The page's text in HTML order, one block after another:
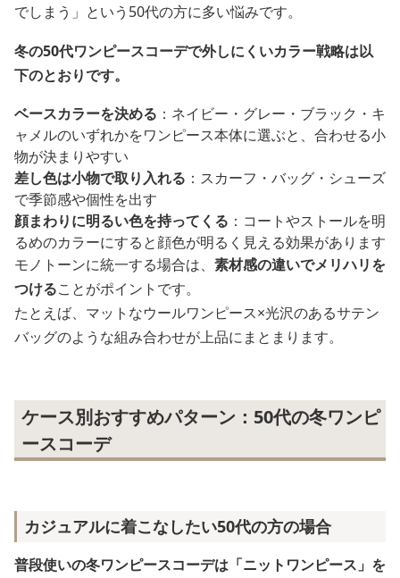
でしまう」という50代の方に多い悩みです。
冬の50代ワンピースコーデで外しにくいカラー戦略は以
下のとおりです。
ベースカラーを決める ：ネイビー・グレー・ブラック・キ
ャメルのいずれかをワンピース本体に選ぶと、合わせる小
物が決まりやすい
差し色は小物で取り入れる ：スカーフ・バッグ・シューズ
で季節感や個性を出す
顔まわりに明るい色を持ってくる ：コートやストールを明
るめのカラーにすると顔色が明るく見える効果があります
モノトーンに統一する場合は、 素材感の違いでメリハリを
つけることがポイントです。
たとえば、マットなウールワンピース×光沢のあるサテン
バッグのような組み合わせが上品にまとまります。
ケース別おすすめパターン：50代の冬ワンピ
ースコーデ
カジュアルに着こなしたい50代の方の場合
普段使いの冬ワンピースコーデは「ニットワンピース」を